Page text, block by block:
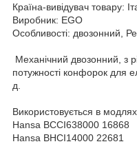
Країна-вивідувач товару:
Виробник: EGO
Особливості: двозонний,
Механічний двозонний, з
потужності конфорок для
д.
Використовується в
Hansa BCCI638000 16868
Hansa BHCI14000 22681